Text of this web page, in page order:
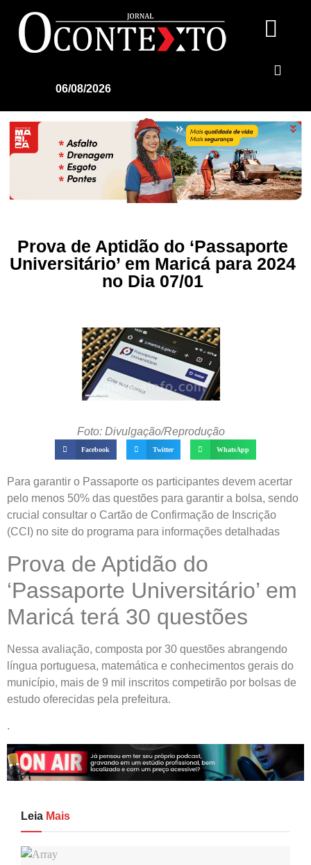
06/08/2026
Prova de Aptidão do ‘Passaporte
Universitário’ em Maricá para 2024
no Dia 07/01
Foto: Divulgação/Reprodução
Facebook Twitter WhatsApp
Para garantir o Passaporte os participantes devem acertar
pelo menos 50% das questões para garantir a bolsa, sendo
crucial consultar o Cartão de Confirmação de Inscrição
(CCI) no site do programa para informações detalhadas
Prova de Aptidão do
‘Passaporte Universitário’ em
Maricá terá 30 questões
Nessa avaliação, composta por 30 questões abrangendo
língua portuguesa, matemática e conhecimentos gerais do
município, mais de 9 mil inscritos competirão por bolsas de
estudo oferecidas pela prefeitura.
.
Leia Mais